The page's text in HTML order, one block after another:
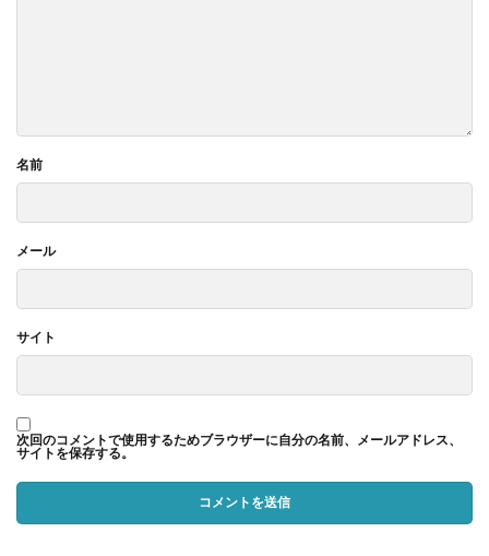
名前
メール
サイト
次回のコメントで使用するためブラウザーに自分の名前、メールアドレス、
サイトを保存する。